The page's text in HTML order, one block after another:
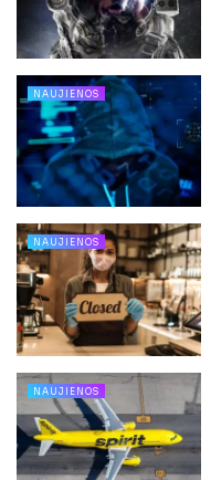
NAUJIENOS
NAUJIENOS
NAUJIENOS